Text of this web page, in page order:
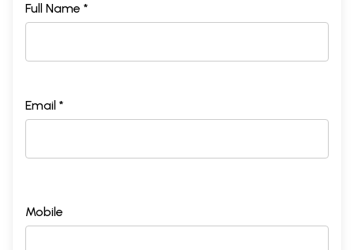
Full Name *
Email *
Mobile